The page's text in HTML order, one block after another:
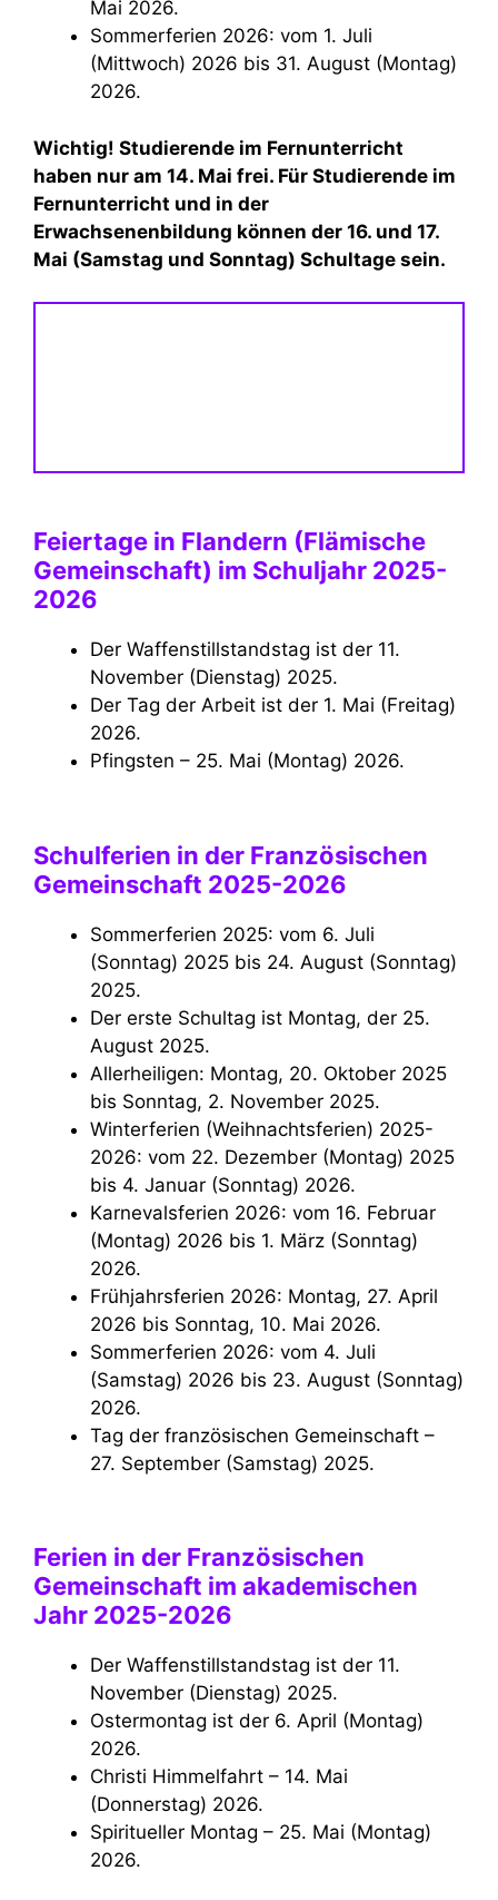
Mai 2026.
Sommerferien 2026: vom 1. Juli
(Mittwoch) 2026 bis 31. August (Montag)
2026.
Wichtig! Studierende im Fernunterricht
haben nur am 14. Mai frei. Für Studierende im
Fernunterricht und in der
Erwachsenenbildung können der 16. und 17.
Mai (Samstag und Sonntag) Schultage sein.
Feiertage in Flandern (Flämische
Gemeinschaft) im Schuljahr 2025-
2026
Der Waffenstillstandstag ist der 11.
November (Dienstag) 2025.
Der Tag der Arbeit ist der 1. Mai (Freitag)
2026.
Pfingsten – 25. Mai (Montag) 2026.
Schulferien in der Französischen
Gemeinschaft 2025-2026
Sommerferien 2025: vom 6. Juli
(Sonntag) 2025 bis 24. August (Sonntag)
2025.
Der erste Schultag ist Montag, der 25.
August 2025.
Allerheiligen: Montag, 20. Oktober 2025
bis Sonntag, 2. November 2025.
Winterferien (Weihnachtsferien) 2025-
2026: vom 22. Dezember (Montag) 2025
bis 4. Januar (Sonntag) 2026.
Karnevalsferien 2026: vom 16. Februar
(Montag) 2026 bis 1. März (Sonntag)
2026.
Frühjahrsferien 2026: Montag, 27. April
2026 bis Sonntag, 10. Mai 2026.
Sommerferien 2026: vom 4. Juli
(Samstag) 2026 bis 23. August (Sonntag)
2026.
Tag der französischen Gemeinschaft –
27. September (Samstag) 2025.
Ferien in der Französischen
Gemeinschaft im akademischen
Jahr 2025-2026
Der Waffenstillstandstag ist der 11.
November (Dienstag) 2025.
Ostermontag ist der 6. April (Montag)
2026.
Christi Himmelfahrt – 14. Mai
(Donnerstag) 2026.
Spiritueller Montag – 25. Mai (Montag)
2026.